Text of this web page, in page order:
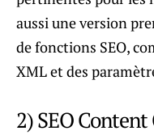
aussi une version
de fonctions SEO,
XML et des
2) SEO